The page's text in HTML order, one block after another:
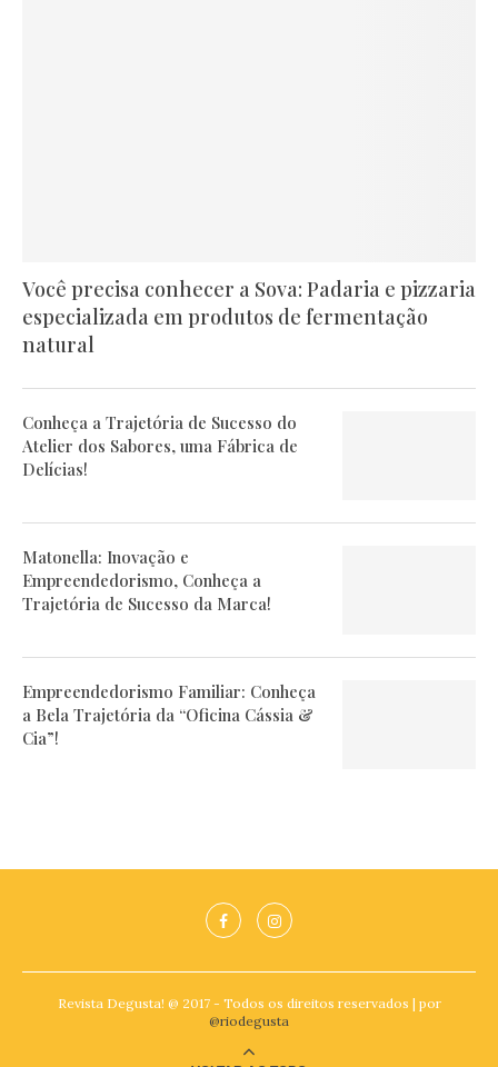
Você precisa conhecer a Sova: Padaria e pizzaria
especializada em produtos de fermentação
natural
Conheça a Trajetória de Sucesso do
Atelier dos Sabores, uma Fábrica de
Delícias!
Matonella: Inovação e
Empreendedorismo, Conheça a
Trajetória de Sucesso da Marca!
Empreendedorismo Familiar: Conheça
a Bela Trajetória da “Oficina Cássia &
Cia”!
Revista Degusta! @ 2017 - Todos os direitos reservados | por
@riodegusta